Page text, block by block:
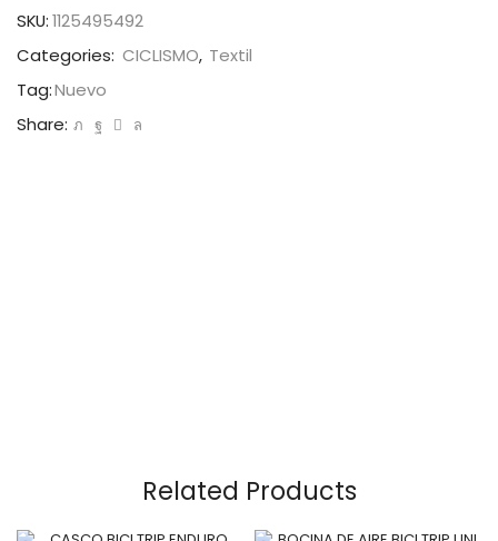
SKU:1125495492
Categories: CICLISMO, Textil
Tag:Nuevo
Share:
Related Products